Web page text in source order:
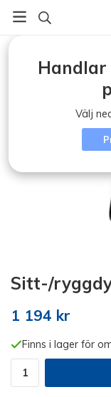
Sitt-/ryggdyna AirCell
Sitt-/
1 194 kr
Finns i lager för
Välj